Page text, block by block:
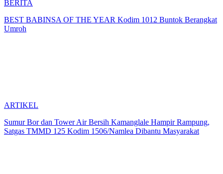
BERITA
BEST BABINSA OF THE YEAR Kodim 1012 Buntok Berangkat
Umroh
ARTIKEL
Sumur Bor dan Tower Air Bersih Kamanglale Hampir Rampung,
Satgas TMMD 125 Kodim 1506/Namlea Dibantu Masyarakat